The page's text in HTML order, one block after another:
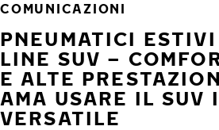
COMUNICAZIONI
PNEUMATICI
LINE SUV –
E ALTE
AMA USARE IL SUV
VERSATILE